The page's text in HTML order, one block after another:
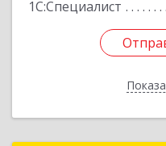
1С:Специалист